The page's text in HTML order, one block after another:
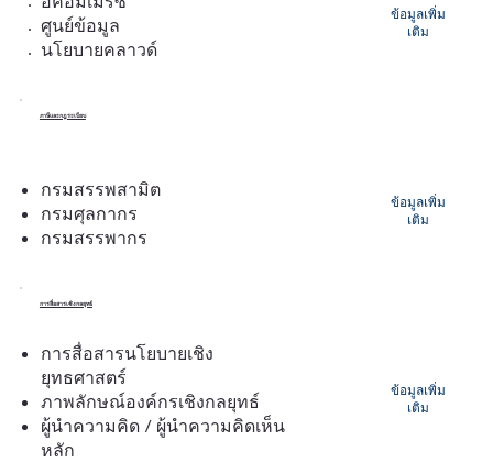
ศูนย์ข้อมูล
นโยบายคลาวด์
ข้อมูลเพิ่ม
เติม
ภาษีและกฎระเบียบ
กรมสรรพสามิต
กรมศุลกากร
กรมสรรพากร
ข้อมูลเพิ่ม
เติม
การสื่อสารเชิงกลยุทธ์
การสื่อสารนโยบายเชิง
ยุทธศาสตร์
ภาพลักษณ์องค์กรเชิงกลยุทธ์
ผู้นำความคิด / ผู้นำความคิดเห็น
หลัก
ข้อมูลเพิ่ม
เติม